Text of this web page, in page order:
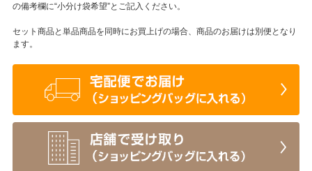
の備考欄に“小分け袋希望”とご記入ください。
セット商品と単品商品を同時にお買上げの場合、商品のお届けは別便となり
ます。